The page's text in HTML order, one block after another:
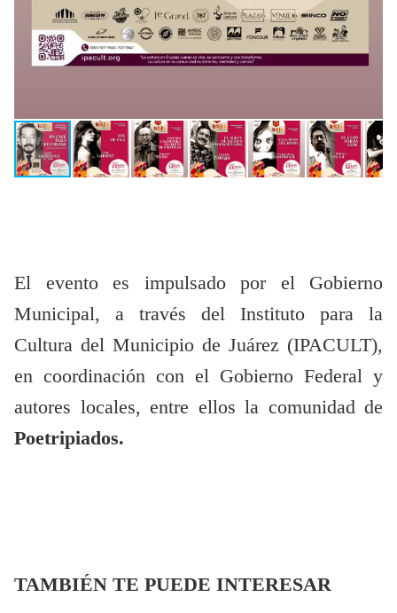
El evento es impulsado por el Gobierno
Municipal, a través del Instituto para la
Cultura del Municipio de Juárez (IPACULT),
en coordinación con el Gobierno Federal y
autores locales, entre ellos la comunidad de
Poetripiados.
TAMBIÉN TE PUEDE INTERESAR